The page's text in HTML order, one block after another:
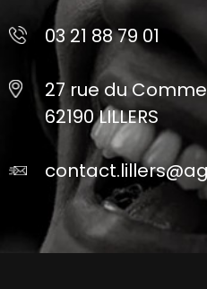
03 21 88 79 01
27 rue du
62190 LILLERS